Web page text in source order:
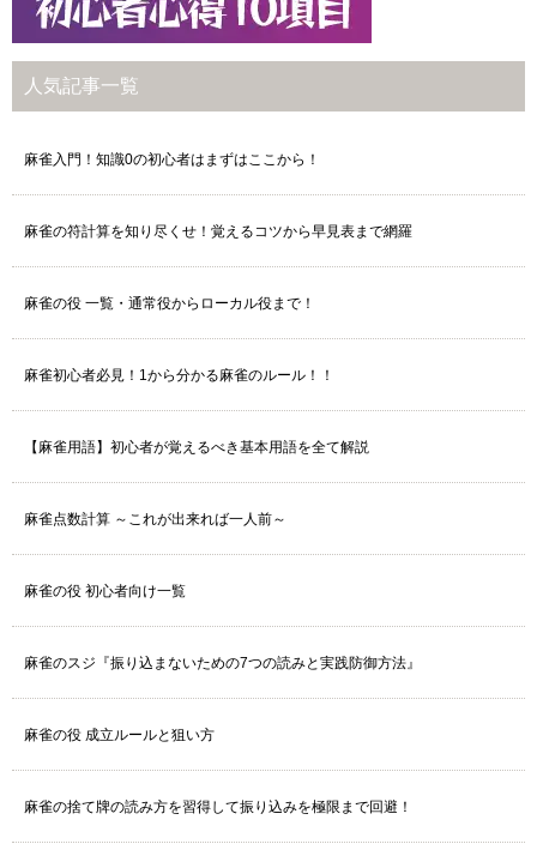
人気記事一覧
麻雀入門！知識0の初心者はまずはここから！
麻雀の符計算を知り尽くせ！覚えるコツから早見表まで網羅
麻雀の役 一覧・通常役からローカル役まで！
麻雀初心者必見！1から分かる麻雀のルール！！
【麻雀用語】初心者が覚えるべき基本用語を全て解説
麻雀点数計算 ～これが出来れば一人前～
麻雀の役 初心者向け一覧
麻雀のスジ『振り込まないための7つの読みと実践防御方法』
麻雀の役 成立ルールと狙い方
麻雀の捨て牌の読み方を習得して振り込みを極限まで回避！